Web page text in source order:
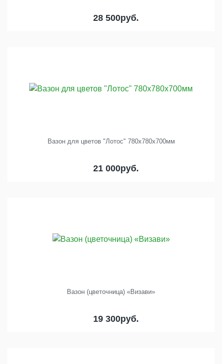
28 500руб.
Вазон для цветов "Лотос" 780х780х700мм
21 000руб.
Вазон (цветочница) «Визави»
19 300руб.